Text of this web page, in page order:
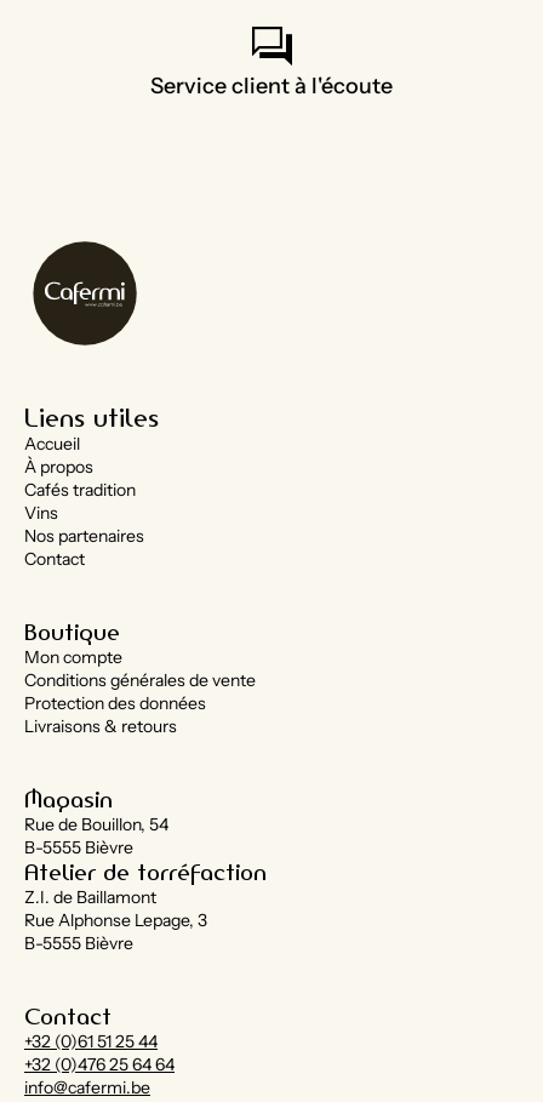
forum
Service client à l'écoute
Liens utiles
Accueil
À propos
Cafés tradition
Vins
Nos partenaires
Contact
Boutique
Mon compte
Conditions générales de vente
Protection des données
Livraisons & retours
Magasin
Rue de Bouillon, 54
B-5555 Bièvre
Atelier de torréfaction
Z.I. de Baillamont
Rue Alphonse Lepage, 3
B-5555 Bièvre
Contact
+32 (0)61 51 25 44
+32 (0)476 25 64 64
info@cafermi.be